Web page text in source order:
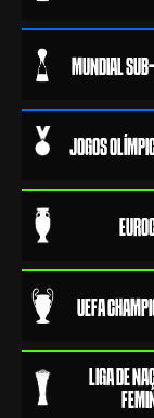
MUNDIAL
JOGOS
UEFA
LIGA DE